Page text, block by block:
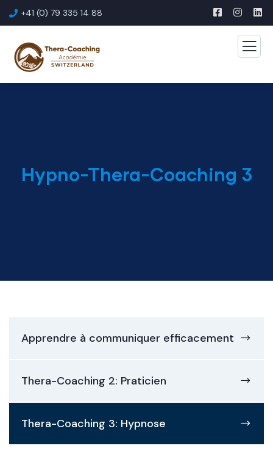
+41 (0) 79 335 14 88
Hypno-Thera-Coaching 3
Apprendre à communiquer efficacement
Thera-Coaching 2: Praticien
Thera-Coaching 3: Hypnose